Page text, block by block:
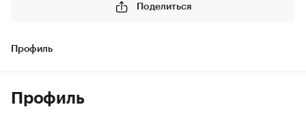
Поделиться
Профиль
Профиль